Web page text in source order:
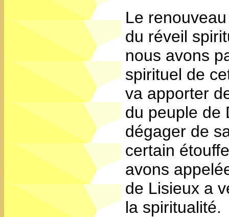
Le
du réveil
nous avons
spirituel de
va apporter
du peuple de
dégager de
certain
avons
de Lisieux a
la spiritualité.